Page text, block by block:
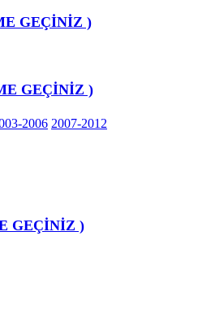
GEÇİNİZ )
GEÇİNİZ )
2006 2007-2012
GEÇİNİZ )